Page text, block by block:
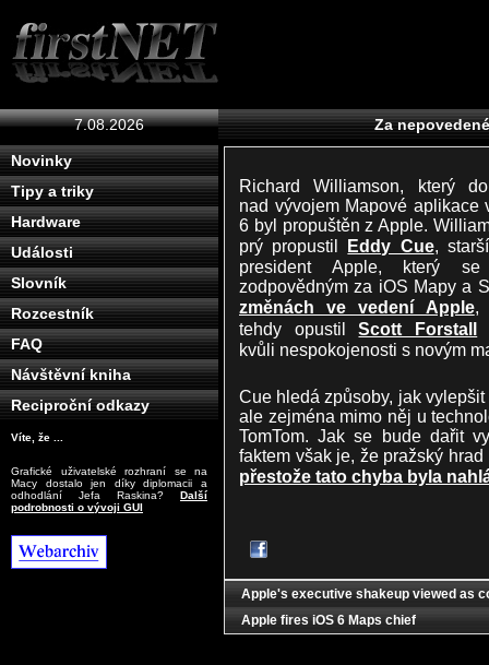
7.08.2026
Novinky
Tipy a triky
Hardware
Události
Slovník
Rozcestník
FAQ
Návštěvní kniha
Reciproční odkazy
Víte, že ...
Grafické uživatelské rozhraní se na
Macy dostalo jen díky diplomacii a
odhodlání Jefa Raskina? Další
podrobnosti o vývoji GUI
Za
Richard Williamson, který
nad vývojem Mapové aplikace
6 byl propuštěn z Apple.
prý propustil Eddy Cue,
president Apple, který
zodpovědným za iOS Mapy a
změnách ve vedení Apple,
tehdy opustilScott Forstall
kvůli nespokojenosti s novým
Cue hledá způsoby, jak
ale zejména mimo něj u
TomTom. Jak se bude dařit
faktem však je, že pražský
přestože tato chyba byla
Apple's executive shakeup viewed as
Apple fires iOS 6 Maps chief